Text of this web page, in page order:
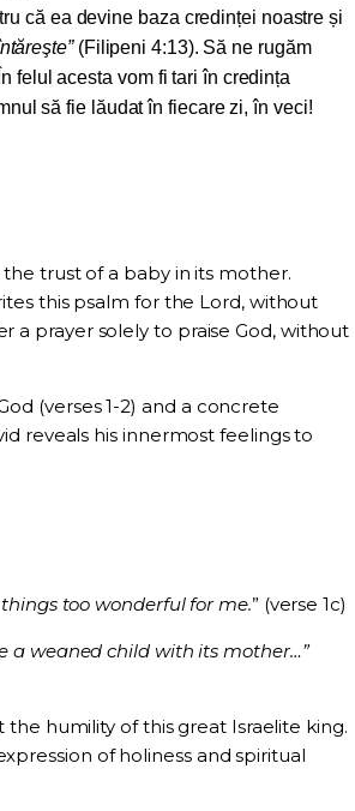
că ea devine baza credinței noastre și
(Filipeni 4:13). Să ne rugăm
felul acesta vom fi tari în credința
să fie lăudat în fiecare zi, în veci!
trust of a baby in its mother.
this psalm for the Lord, without
a prayer solely to praise God, without
(verses 1-2) and a concrete
reveals his innermost feelings to
too wonderful for me.” (verse 1c)
a weaned child with its mother…”
humility of this great Israelite king.
of holiness and spiritual